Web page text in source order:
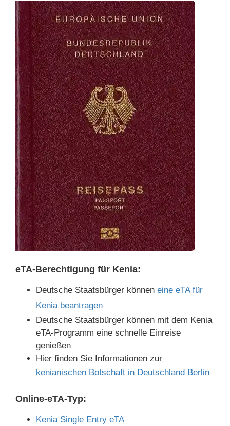
eTA-Berechtigung für Kenia:
Deutsche Staatsbürger können eine eTA für
Kenia beantragen
Deutsche Staatsbürger können mit dem Kenia
eTA-Programm eine schnelle Einreise
genießen
Hier finden Sie Informationen zur
kenianischen Botschaft in Deutschland Berlin
Online-eTA-Typ:
Kenia Single Entry eTA